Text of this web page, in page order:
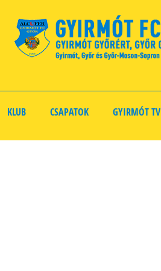
KLUB CSAPATOK GYIRMÓT TV